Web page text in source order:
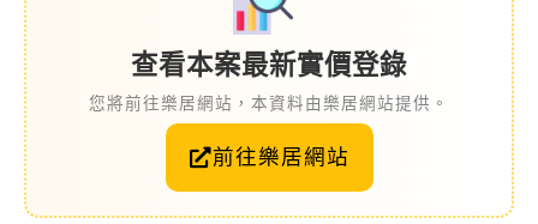
查看本案最新實價登錄
您將前往樂居網站，本資料由樂居網站提供。
前往樂居網站